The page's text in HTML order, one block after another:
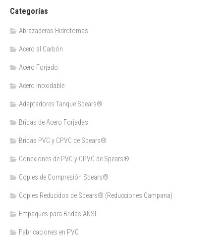
Categorías
Abrazaderas Hidrotomas
Acero al Carbón
Acero Forjado
Acero Inoxidable
Adaptadores Tanque Spears®
Bridas de Acero Forjadas
Bridas PVC y CPVC de Spears®
Conexiones de PVC y CPVC de Spears®
Coples de Compresión Spears®
Coples Reducidos de Spears® (Reducciones Campana)
Empaques para Bridas ANSI
Fabricaciones en PVC